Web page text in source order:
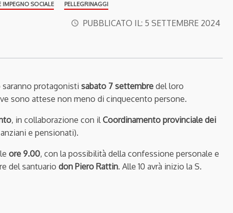
IMPEGNO SOCIALE PELLEGRINAGGI
access_time PUBBLICATO IL: 5 SETTEMBRE 2024
protagonisti sabato 7 settembre del loro
sono attese non meno di cinquecento persone.
, in collaborazione con ilCoordinamento provinciale dei
e pensionati).
ore 9.00, con la possibilità della confessione personale e
del santuario don Piero Rattin. Alle 10 avrà inizio la S.